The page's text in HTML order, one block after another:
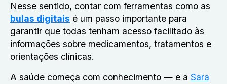
Nesse sentido, contar com ferramentas como as
bulas digitais é um passo importante para
garantir que todas tenham acesso facilitado às
informações sobre medicamentos, tratamentos e
orientações clínicas.
A saúde começa com conhecimento — e a Sara